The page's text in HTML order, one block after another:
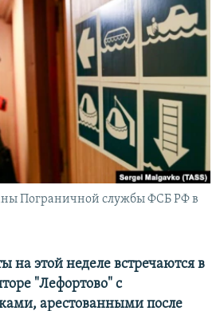
Пограничной службы ФСБ РФ в
на этой неделе встречаются в
"Лефортово" с
арестованными после